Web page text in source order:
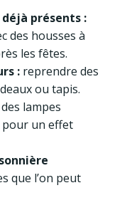
présents :
des housses à
les fêtes.
: reprendre des
ou tapis.
lampes
pour un effet
que l’on peut